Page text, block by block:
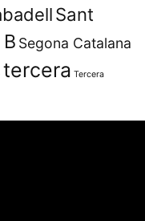
Sant
Segona Catalana
tercera Tercera